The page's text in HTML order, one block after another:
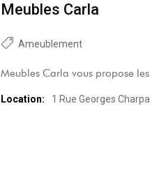
Meubles Carla
Ameublement
Meubles Carla vous propose
Location: 1 Rue Georges